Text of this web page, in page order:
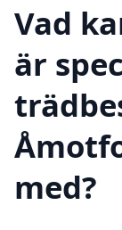
Vad
är
med?